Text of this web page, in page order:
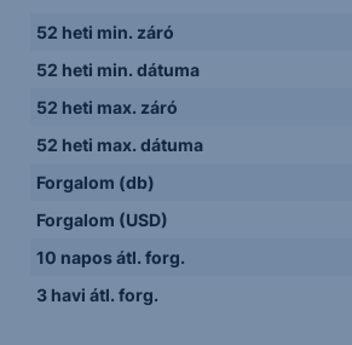
52 heti min. záró
52 heti min. dátuma
52 heti max. záró
52 heti max. dátuma
Forgalom (db)
Forgalom (USD)
10 napos átl. forg.
3 havi átl. forg.